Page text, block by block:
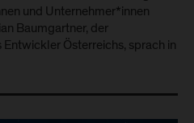
und Unternehmer*innen
Baumgartner, der
Österreichs, sprach in